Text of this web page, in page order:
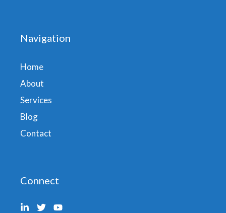
Navigation
Home
About
Services
Blog
Contact
Connect